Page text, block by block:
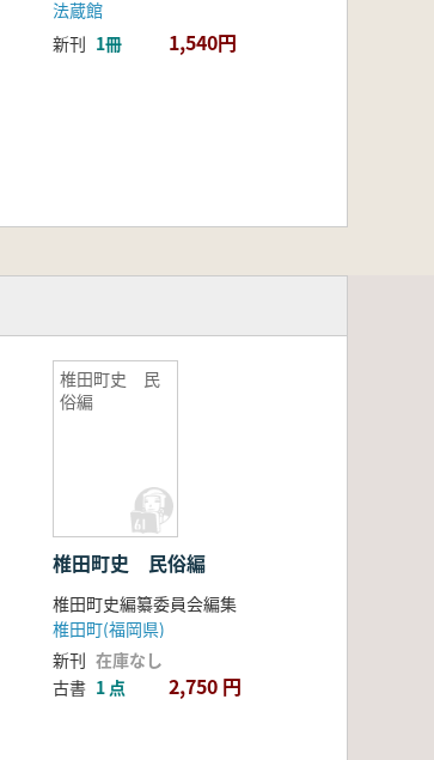
法蔵館
新刊 1冊 1,540円
椎田町史 民
俗編
椎田町史 民俗編
椎田町史編纂委員会編集
椎田町(福岡県)
新刊 在庫なし
古書 1 点 2,750 円